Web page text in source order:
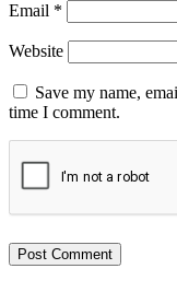
Email *
Website
Save my name,
time I comment.